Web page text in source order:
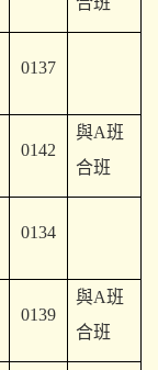
0137
0142
與A班
合班
0134
0139
與A班
合班